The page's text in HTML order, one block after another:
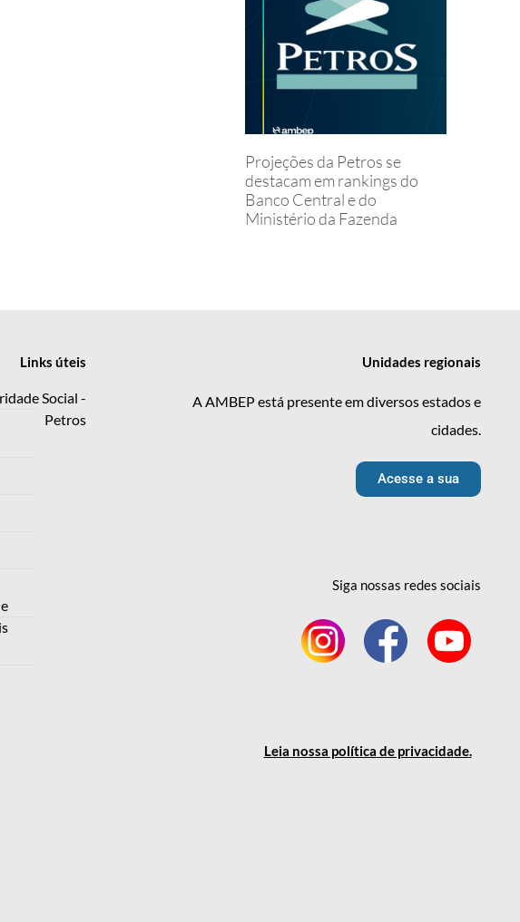
Projeções da Petros se
destacam em rankings do
Banco Central e do
Ministério da Fazenda
Links úteis
Social -
Petros
Unidades regionais
A AMBEP está presente em diversos estados e
cidades.
Acesse a sua
Siga nossas redes sociais
Leia nossa política de privacidade.